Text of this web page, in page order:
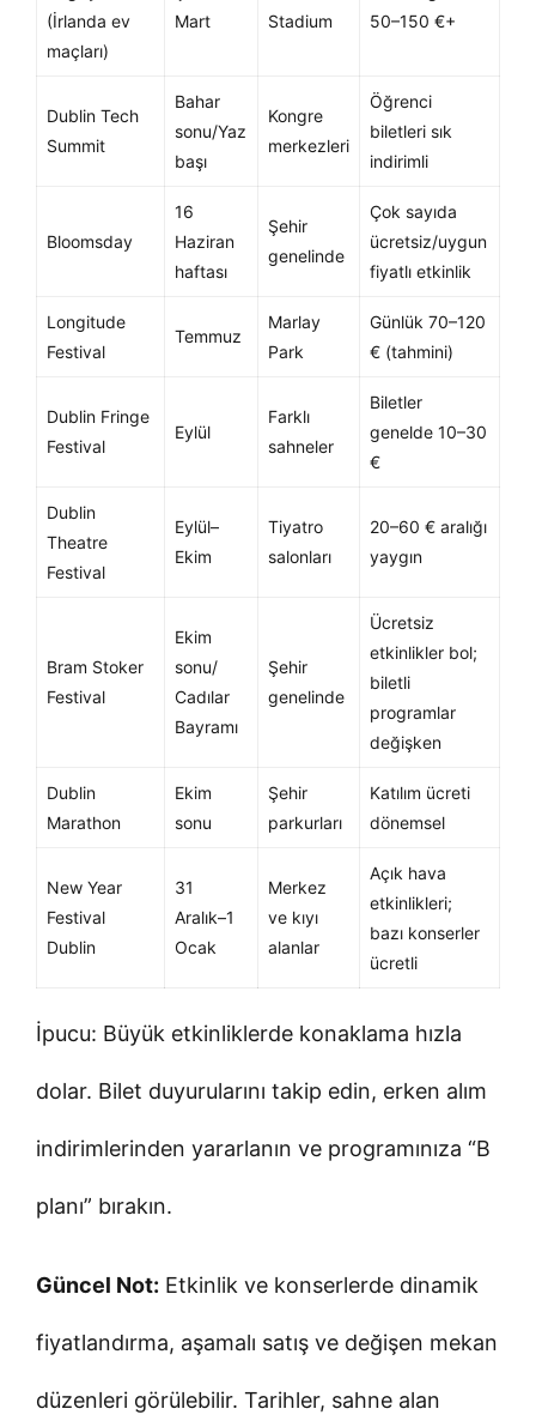
(İrlanda ev
maçları)
Mart
Stadium
50–150 €+
Dublin Tech
Summit
Bahar
sonu/Yaz
başı
Kongre
merkezleri
Öğrenci
biletleri sık
indirimli
Bloomsday
16
Haziran
haftası
Şehir
genelinde
Çok sayıda
ücretsiz/uygun
fiyatlı etkinlik
Longitude
Festival
Temmuz
Marlay
Park
Günlük 70–120
€ (tahmini)
Dublin Fringe
Festival
Eylül
Farklı
sahneler
Biletler
genelde 10–30
€
Dublin
Theatre
Festival
Eylül–
Ekim
Tiyatro
salonları
20–60 € aralığı
yaygın
Bram Stoker
Festival
Ekim
sonu/
Cadılar
Bayramı
Şehir
genelinde
Ücretsiz
etkinlikler bol;
biletli
programlar
değişken
Dublin
Marathon
Ekim
sonu
Şehir
parkurları
Katılım ücreti
dönemsel
New Year
Festival
Dublin
31
Aralık–1
Ocak
Merkez
ve kıyı
alanlar
Açık hava
etkinlikleri;
bazı konserler
ücretli
İpucu: Büyük etkinliklerde konaklama hızla
dolar. Bilet duyurularını takip edin, erken alım
indirimlerinden yararlanın ve programınıza “B
planı” bırakın.
Güncel Not: Etkinlik ve konserlerde dinamik
fiyatlandırma, aşamalı satış ve değişen mekan
düzenleri görülebilir. Tarihler, sahne alan